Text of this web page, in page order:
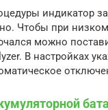
индикатор
Чтобы при
можно
В настройках